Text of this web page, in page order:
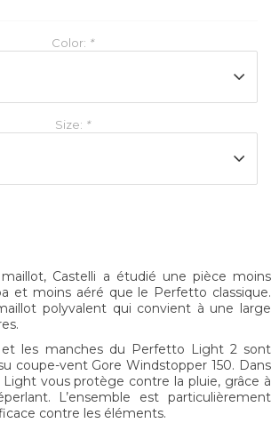
Color: *
Size: *
Castelli a étudié une pièce moins
et moins aéré que le Perfetto classique.
polyvalent qui convient à une large
et les manches du Perfetto Light 2 sont
coupe-vent Gore Windstopper 150. Dans
Light vous protège contre la pluie, grâce à
L’ensemble est particulièrement
contre les éléments.